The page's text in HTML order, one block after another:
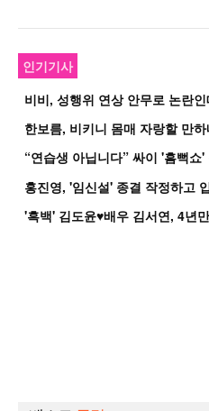
인기기사
한보름, 비키니 몸매 자랑할 만